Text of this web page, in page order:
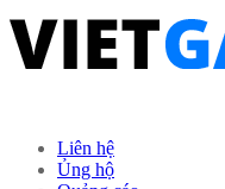
Liên hệ
Ủng hộ